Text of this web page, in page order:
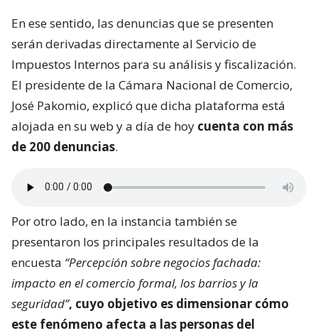
En ese sentido, las denuncias que se presenten
serán derivadas directamente al Servicio de
Impuestos Internos para su análisis y fiscalización.
El presidente de la Cámara Nacional de Comercio,
José Pakomio, explicó que dicha plataforma está
alojada en su web y a día de hoy cuenta con más
de 200 denuncias.
Por otro lado, en la instancia también se
presentaron los principales resultados de la
encuesta “Percepción sobre negocios fachada:
impacto en el comercio formal, los barrios y la
seguridad”, cuyo objetivo es dimensionar cómo
este fenómeno afecta a las personas del